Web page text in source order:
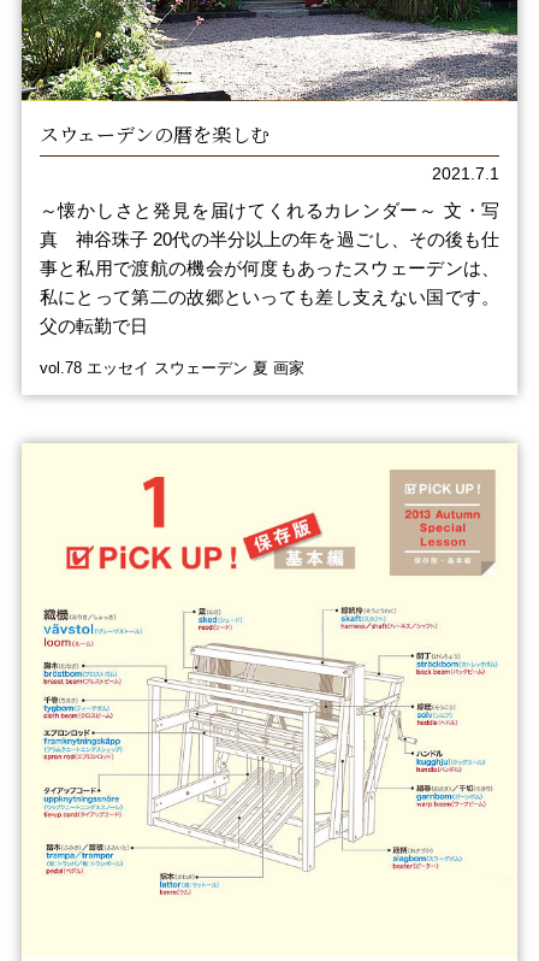
スウェーデンの暦を楽しむ
2021.7.1
～懐かしさと発見を届けてくれるカレンダー～ 文・写
真 神谷珠子 20代の半分以上の年を過ごし、その後も仕
事と私用で渡航の機会が何度もあったスウェーデンは、
私にとって第二の故郷といっても差し支えない国です。
父の転勤で日
vol.78 エッセイ スウェーデン 夏 画家